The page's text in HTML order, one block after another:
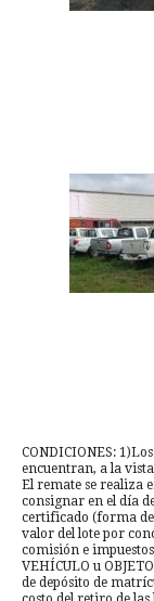
CONDICIONES:
encuentran, a la
El remate se realiza
consignar en el día
certificado (forma de
valor del lote por
comisión e
VEHÍCULO u
de depósito de